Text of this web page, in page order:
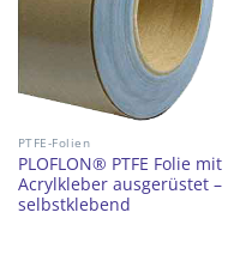
PTFE-Folien
PLOFLON® PTFE Folie mit
Acrylkleber ausgerüstet –
selbstklebend